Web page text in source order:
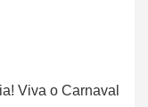
Viva o Carnaval